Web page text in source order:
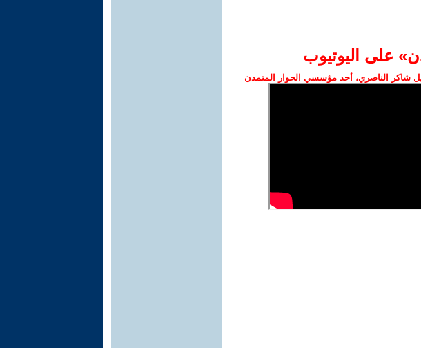
على اليوتيوب
شاكر الناصري، أحد مؤسسي الحوار المتمدن